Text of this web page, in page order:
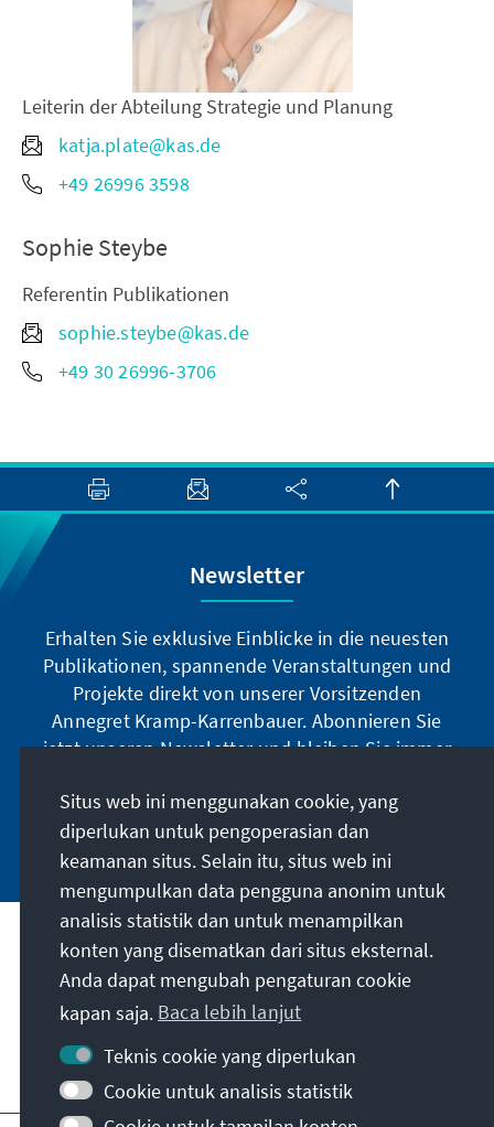
Leiterin der Abteilung Strategie und Planung
katja.plate@kas.de
+49 26996 3598
Sophie Steybe
Referentin Publikationen
sophie.steybe@kas.de
+49 30 26996-3706
Newsletter
Erhalten Sie exklusive Einblicke in die neuesten
Publikationen, spannende Veranstaltungen und
Projekte direkt von unserer Vorsitzenden
Annegret Kramp-Karrenbauer. Abonnieren Sie
jetzt unseren Newsletter und bleiben Sie immer
Jetzt abonnieren
Misi kami
Kontak
Penawaran lebih lanjut dari yayasan
Situs web ini menggunakan cookie, yang
diperlukan untuk pengoperasian dan
keamanan situs. Selain itu, situs web ini
mengumpulkan data pengguna anonim untuk
analisis statistik dan untuk menampilkan
konten yang disematkan dari situs eksternal.
Anda dapat mengubah pengaturan cookie
kapan saja. Baca lebih lanjut
Teknis cookie yang diperlukan
Cookie untuk analisis statistik